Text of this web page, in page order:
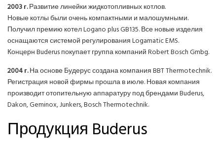
2003 г.Развитие линейки жидкотопливных котлов.
Новые котлы были очень компактными и малошумными.
Получил премию котел Logano plus GB135. Все новые изделия
оснащаются системой регулирования Logamatic EMS.
Концерн Buderus покупает группа компаний Robert Bosch Gmbg.
2004 г.На основе Будерус создана компания BBT Thermotechnik.
Регистрация новой фирмы прошла в июле. Новая компания
производит отопительную аппаратуру под брендами Buderus,
Dakon, Geminox, Junkers, Bosch Thermotechnik.
Продукция Buderus